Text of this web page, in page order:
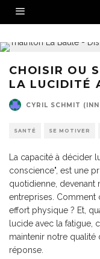
CHOISIR OU
LA LUCIDITÉ
CYRIL SCHMIT
SANTÉ SE MOTIVER
La capacité à décider
conscience", est une
quotidienne, devenant
entreprises.
effort physique ? Et,
lucide avec la fatigue,
maintenir notre qualité
réponse.